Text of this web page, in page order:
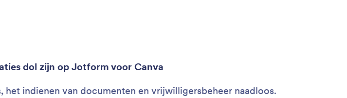
dol zijn op Jotform voor Canva
indienen van documenten en vrijwilligersbeheer naadloos.